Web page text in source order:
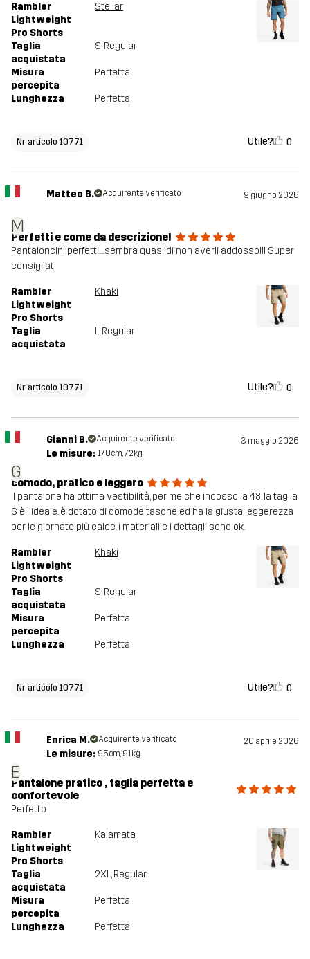
Rambler
Lightweight
Pro Shorts
Stellar
Taglia
acquistata
S, Regular
Misura
percepita
Perfetta
Lunghezza Perfetta
Nr articolo 10771 Utile? 0
M
Matteo B. Acquirente verificato 9 giugno 2026
Perfetti e come da descrizione!
Pantaloncini perfetti....sembra quasi di non averli addosso!!! Super
consigliati
Rambler
Lightweight
Pro Shorts
Khaki
Taglia
acquistata
L, Regular
Nr articolo 10771 Utile? 0
G
Gianni B. Acquirente verificato 3 maggio 2026
Le misure: 170cm, 72kg
comodo, pratico e leggero
il pantalone ha ottima vestibilità, per me che indosso la 48, la taglia
S è l'ideale. è dotato di comode tasche ed ha la giusta leggerezza
per le giornate più calde. i materiali e i dettagli sono ok.
Rambler
Lightweight
Pro Shorts
Khaki
Taglia
acquistata
S, Regular
Misura
percepita
Perfetta
Lunghezza Perfetta
Nr articolo 10771 Utile? 0
E
Enrica M. Acquirente verificato 20 aprile 2026
Le misure: 95cm, 91kg
Pantalone pratico , taglia perfetta e
confortevole
Perfetto
Rambler
Lightweight
Pro Shorts
Kalamata
Taglia
acquistata
2XL, Regular
Misura
percepita
Perfetta
Lunghezza Perfetta